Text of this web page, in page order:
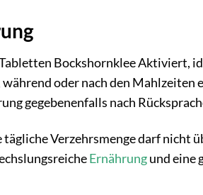
Bockshornklee Aktiviert,
oder nach den
gegebenenfalls nach
tägliche Verzehrsmenge darf nicht
Ernährungund eine